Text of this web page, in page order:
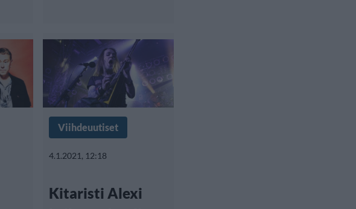
Viihdeuutiset
4.1.2021, 12:18
Kitaristi Alexi